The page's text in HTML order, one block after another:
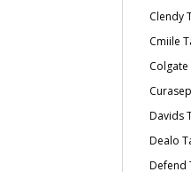
Clendy
Cmiile
Davids
Dealo
Defend